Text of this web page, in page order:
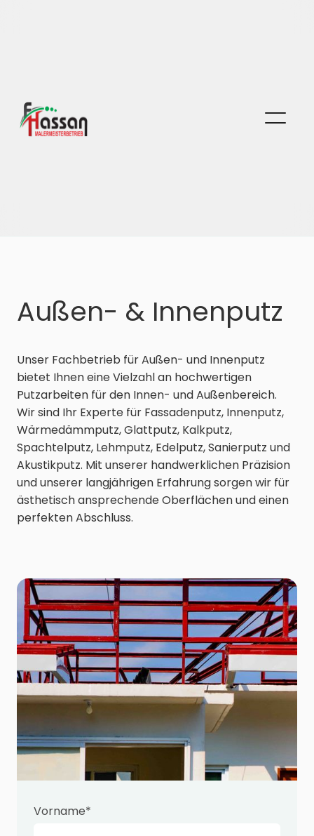
Außen- & Innenputz
Unser Fachbetrieb für Außen- und Innenputz
bietet Ihnen eine Vielzahl an hochwertigen
Putzarbeiten für den Innen- und Außenbereich.
Wir sind Ihr Experte für Fassadenputz, Innenputz,
Wärmedämmputz, Glattputz, Kalkputz,
Spachtelputz, Lehmputz, Edelputz, Sanierputz und
Akustikputz. Mit unserer handwerklichen Präzision
und unserer langjährigen Erfahrung sorgen wir für
ästhetisch ansprechende Oberflächen und einen
perfekten Abschluss.
Vorname*